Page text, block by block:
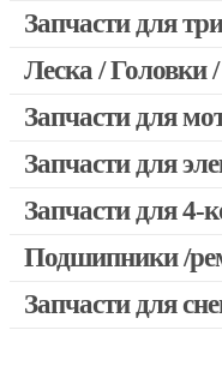
Запчасти для
Запчасти для
Запчасти для
Леска / Головки
Запчасти для
Запчасти для
Двигатели,
Выключатели,
Запчасти для УШМ
Запчасти для 4-
Подшипники /
Запчасти для